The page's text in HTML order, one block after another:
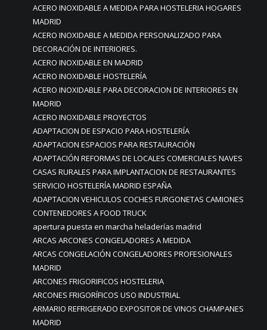
ACERO INOXIDABLE A MEDIDA PARA HOSTELERIA HOGARES
MADRID
ACERO INOXIDABLE A MEDIDA PERSONALIZADO PARA
DECORACIÓN DE INTERIORES.
ACERO INOXIDABLE EN MADRID
ACERO INOXIDABLE HOSTELERÍA
ACERO INOXIDABLE PARA DECORACION DE INTERIORES EN
MADRID
ACERO INOXIDABLE PROYECTOS
ADAPTACION DE ESPACIO PARA HOSTELERÍA
ADAPTACION ESPACIOS PARA RESTAURACIÓN
ADAPTACIÓN REFORMAS DE LOCALES COMERCIALES NAVES
CASAS RURALES PARA IMPLANTACION DE RESTAURANTES
SERVICIO HOSTELERÍA MADRID ESPAÑA
ADAPTACION VEHICULOS COCHES FURGONETAS CAMIONES
CONTENEDORES A FOOD TRUCK
apertura puesta en marcha heladerías madrid
ARCAS ARCONES CONGELADORES A MEDIDA
ARCAS CONGELACIÓN CONGELADORES PROFESIONALES
MADRID
ARCONES FRIGORIFICOS HOSTELERIA
ARCONES FRIGORÍFICOS USO INDUSTRIAL
ARMARIO REFRIGERADO EXPOSITOR DE VINOS CHAMPANES
MADRID